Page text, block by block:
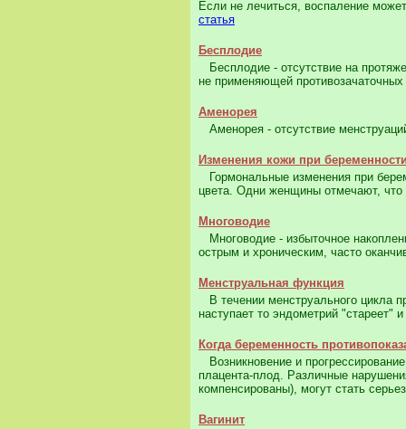
Если не лечиться, воспаление
статья
Бесплодие
Бесплодие - отсутствие на
не применяющей
Аменорея
Аменорея - отсутствие
Изменения кожи при
Гормональные изменения при
цвета. Одни женщины отмечают, что
Многоводие
Многоводие - избыточное
острым и хроническим, часто
Менструальная функция
В течении менструального цикла
наступает то эндометрий "стареет"
Когда беременность
Возникновение и
плацента-плод. Различные
компенсированы), могут стать
Вагинит